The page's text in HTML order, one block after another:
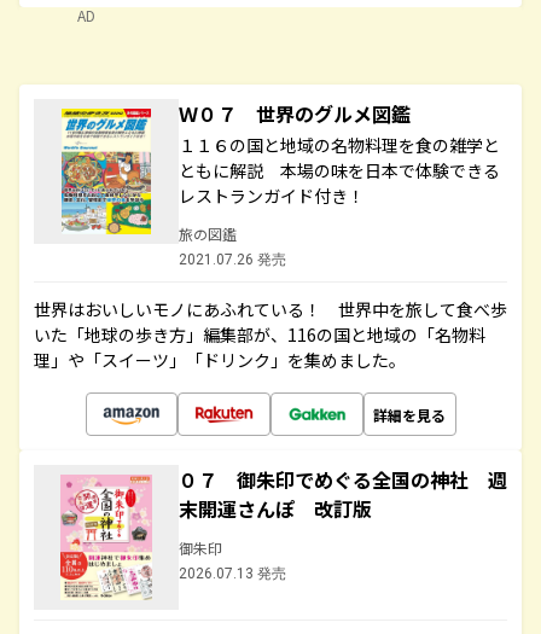
AD
Ｗ０７ 世界のグルメ図鑑
１１６の国と地域の名物料理を食の雑学と
ともに解説 本場の味を日本で体験できる
レストランガイド付き！
旅の図鑑
2021.07.26 発売
世界はおいしいモノにあふれている！ 世界中を旅して食べ歩
いた「地球の歩き方」編集部が、116の国と地域の「名物料
理」や「スイーツ」「ドリンク」を集めました。
詳細を見る
０７ 御朱印でめぐる全国の神社 週
末開運さんぽ 改訂版
御朱印
2026.07.13 発売